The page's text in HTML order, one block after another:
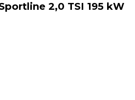
2,0 TSI 195 kW